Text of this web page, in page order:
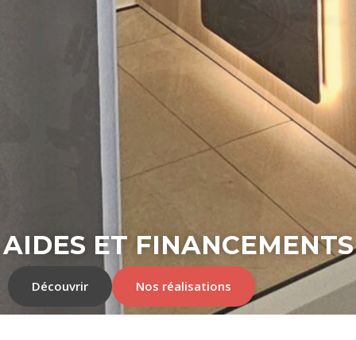
AIDES ET FINANCEMENTS
Découvrir Nos réalisations